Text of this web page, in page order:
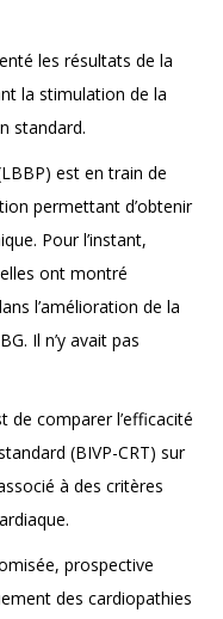
les résultats de la
la stimulation de la
standard.
est en train de
permettant d’obtenir
Pour l’instant,
ont montré
l’amélioration de la
Il n’y avait pas
de comparer l’efficacité
(BIVP-CRT) sur
à des critères
prospective
des cardiopathies